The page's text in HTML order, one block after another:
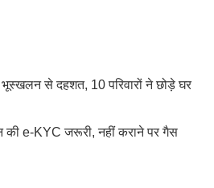
भूस्खलन से दहशत, 10 परिवारों ने छोड़े घर
e-KYC जरूरी, नहीं कराने पर गैस